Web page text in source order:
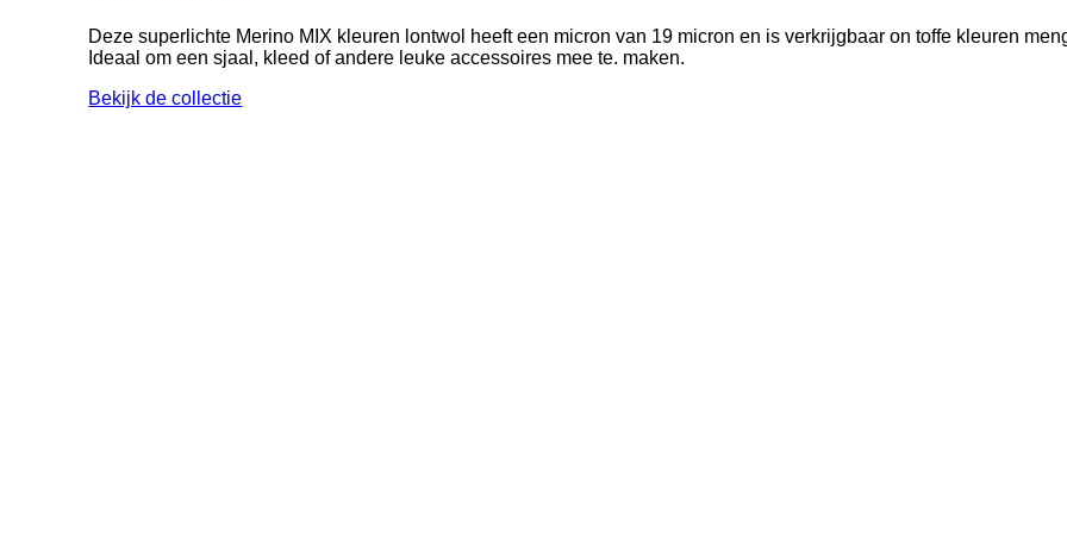
Deze superlichte Merino MIX kleuren lontwol heeft een micron van 19 micron en is verkrijgbaar on toffe kleuren
Ideaal om een sjaal, kleed of andere leuke accessoires mee te. maken.
Bekijk de collectie